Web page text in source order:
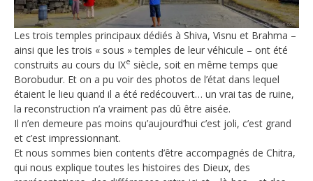
Les trois temples principaux dédiés à Shiva, Visnu et Brahma –
ainsi que les trois « sous » temples de leur véhicule – ont été
construits au cours du IXe siècle, soit en même temps que
Borobudur. Et on a pu voir des photos de l’état dans lequel
étaient le lieu quand il a été redécouvert… un vrai tas de ruine,
la reconstruction n’a vraiment pas dû être aisée.
Il n’en demeure pas moins qu’aujourd’hui c’est joli, c’est grand
et c’est impressionnant.
Et nous sommes bien contents d’être accompagnés de Chitra,
qui nous explique toutes les histoires des Dieux, des